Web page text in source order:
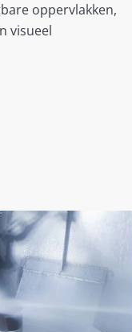
oppervlakken,
visueel